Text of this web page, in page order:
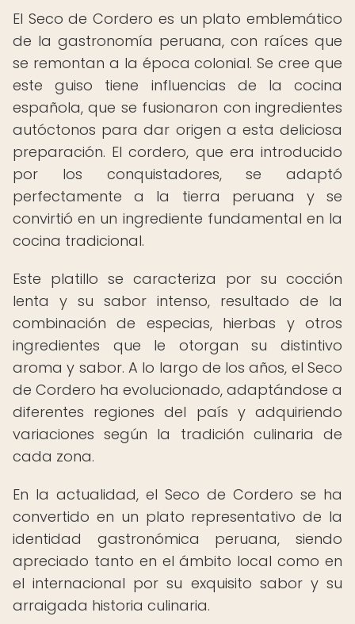
El Seco de Cordero es un plato emblemático
de la gastronomía peruana, con raíces que
se remontan a la época colonial. Se cree que
este guiso tiene influencias de la cocina
española, que se fusionaron con ingredientes
autóctonos para dar origen a esta deliciosa
preparación. El cordero, que era introducido
por los conquistadores, se adaptó
perfectamente a la tierra peruana y se
convirtió en un ingrediente fundamental en la
cocina tradicional.
Este platillo se caracteriza por su cocción
lenta y su sabor intenso, resultado de la
combinación de especias, hierbas y otros
ingredientes que le otorgan su distintivo
aroma y sabor. A lo largo de los años, el Seco
de Cordero ha evolucionado, adaptándose a
diferentes regiones del país y adquiriendo
variaciones según la tradición culinaria de
cada zona.
En la actualidad, el Seco de Cordero se ha
convertido en un plato representativo de la
identidad gastronómica peruana, siendo
apreciado tanto en el ámbito local como en
el internacional por su exquisito sabor y su
arraigada historia culinaria.